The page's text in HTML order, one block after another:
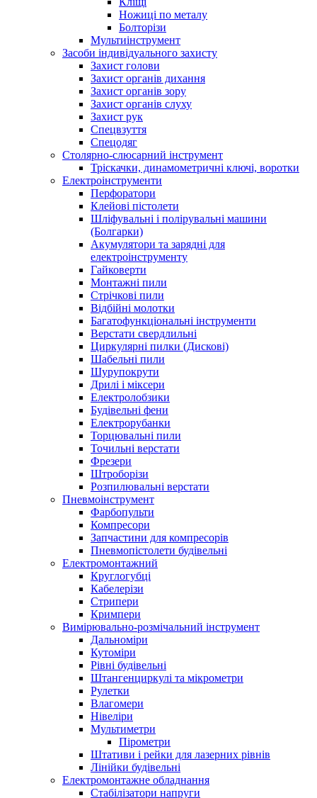
Ножиці по металу
Болторізи
Мультиінструмент
Засоби індивідуального захисту
Захист голови
Захист органів дихання
Захист органів зору
Захист органів слуху
Захист рук
Спецвзуття
Спецодяг
Столярно-слюсарний інструмент
Тріскачки, динамометричні ключі, воротки
Електроінструменти
Перфоратори
Клейові пістолети
Шліфувальні і полірувальні машини
(Болгарки)
Акумулятори та зарядні для
електроінструменту
Гайковерти
Монтажні пили
Стрічкові пили
Відбійні молотки
Багатофункціональні інструменти
Верстати свердлильні
Циркулярні пилки (Дискові)
Шабельні пили
Шурупокрути
Дрилі і міксери
Електролобзики
Будівельні фени
Електрорубанки
Торцювальні пили
Точильні верстати
Фрезери
Штроборізи
Розпилювальні верстати
Пневмоінструмент
Фарбопульти
Компресори
Запчастини для компресорів
Пневмопістолети будівельні
Електромонтажний
Круглогубці
Кабелерізи
Стрипери
Кримпери
Вимірювально-розмічальний інструмент
Дальноміри
Кутоміри
Рівні будівельні
Штангенциркулі та мікрометри
Рулетки
Влагомери
Нівеліри
Мультиметри
Пірометри
Штативи і рейки для лазерних рівнів
Лінійки будівельні
Електромонтажне обладнання
Стабілізатори напруги